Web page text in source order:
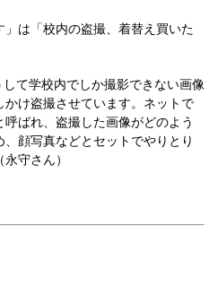
」は「校内の盗撮、着替え買いた
て学校内でしか撮影できない画像
け盗撮させています。ネットで
ばれ、盗撮した画像がどのよう
顔写真などとセットでやりとり
守さん）